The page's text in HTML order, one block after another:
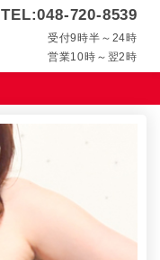
TEL:048-720-8539
受付9時半～24時
営業10時～翌2時